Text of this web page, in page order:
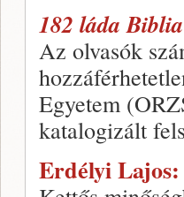
182 láda
Az olvasók
Egyetem
katalogizált
Erdélyi